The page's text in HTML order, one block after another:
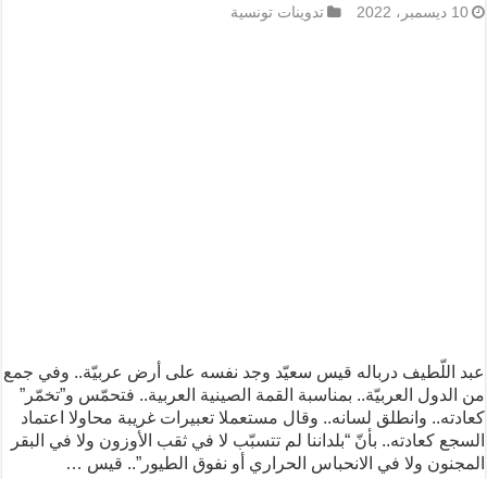
10 ديسمبر، 2022 تدوينات تونسية
عبد اللّطيف درباله قيس سعيّد وجد نفسه على أرض عربيّة.. وفي جمع
من الدول العربيّة.. بمناسبة القمة الصينية العربية.. فتحمّس و”تخمّر”
كعادته.. وانطلق لسانه.. وقال مستعملا تعبيرات غريبة محاولا اعتماد
السجع كعادته.. بأنّ “بلداننا لم تتسبّب لا في ثقب الأوزون ولا في البقر
المجنون ولا في الانحباس الحراري أو نفوق الطيور”.. قيس …